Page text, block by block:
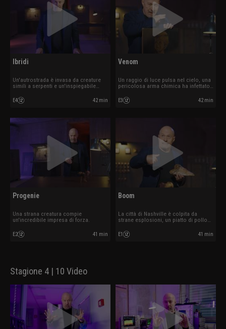
Ibridi
Un'autrostrada è invasa da creature
simili a serpenti e un'inspiegabile
E4 42 min
Venom
Un raggio di luce pulsa nel cielo, una
pericolosa arma chimica ha infettato
E3 42 min
Progenie
Una strana creatura compie
un'incredibile impresa di forza.
E2 41 min
Boom
La città di Nashville è colpita da
strane esplosioni, un piatto di pollo
E1 41 min
Stagione 4 | 10 Video